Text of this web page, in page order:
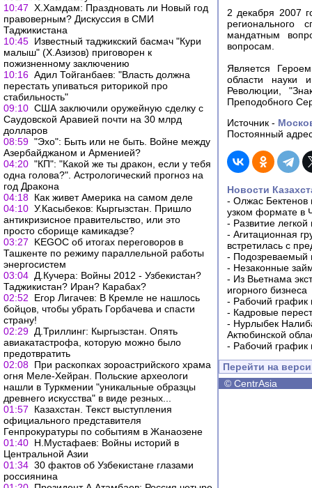
10:47 Х.Хамдам: Праздновать ли Новый год
правоверным? Дискуссия в СМИ
Таджикистана
10:45 Известный таджикский басмач "Кури
малыш" (Х.Азизов) приговорен к
пожизненному заключению
10:16 Адил Тойганбаев: "Власть должна
перестать упиваться риторикой про
стабильность"
09:10 США заключили оружейную сделку с
Саудовской Аравией почти на 30 млрд
долларов
08:59 "Эхо": Быть или не быть. Войне между
Азербайджаном и Арменией?
04:20 "КП": "Какой же ты дракон, если у тебя
одна голова?". Астрологический прогноз на
год Дракона
04:18 Как живет Америка на самом деле
04:10 У.Касыбеков: Кыргызстан. Пришло
антикризисное правительство, или это
просто сборище камикадзе?
03:27
KEGOC об итогах переговоров в
Ташкенте по режиму параллельной работы
энергосистем
03:04 Д.Кучера: Войны 2012 - Узбекистан?
Таджикистан? Иран? Карабах?
02:52
Егор Лигачев: В Кремле не нашлось
бойцов, чтобы убрать Горбачева и спасти
страну!
02:29 Д.Триллинг: Кыргызстан. Опять
авиакатастрофа, которую можно было
предотвратить
02:08 При раскопках зороастрийского храма
огня Меле-Хейран. Польские археологи
нашли в Туркмении "уникальные образцы
древнего искусства" в виде резных...
01:57
Казахстан. Текст выступления
официального представителя
Генпрокуратуры по событиям в Жанаозене
01:40 Н.Мустафаев: Войны историй в
Центральной Азии
01:34 30 фактов об Узбекистане глазами
россиянина
2 декабря 2007
мандатным
вопросам.
Является
области науки
Революции,
Преподобного
Источник -
Постоянный
Новости
- Олжас Бектенов
узком формате в
- Развитие
- Агитационная
встретилась с
- Подозреваемый
- Незаконные
- Из Вьетнама
игорного бизнеса
- Рабочий график
- Кадровые
- Нурлыбек
Актюбинской
- Рабочий график
Перейти на
© CentrAsia